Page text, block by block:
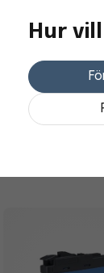
293,75 kr
3-7 dagars
Hur